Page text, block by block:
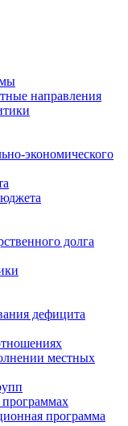
направления
экономического
долга
дефицита
местных
программах
программа